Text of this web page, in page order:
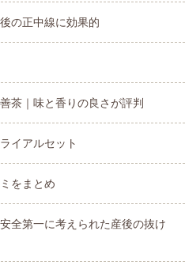
の正中線に効果的
茶｜味と香りの良さが評判
イアルセット
をまとめ
全第一に考えられた産後の抜け